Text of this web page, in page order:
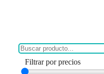
Filtrar por precios